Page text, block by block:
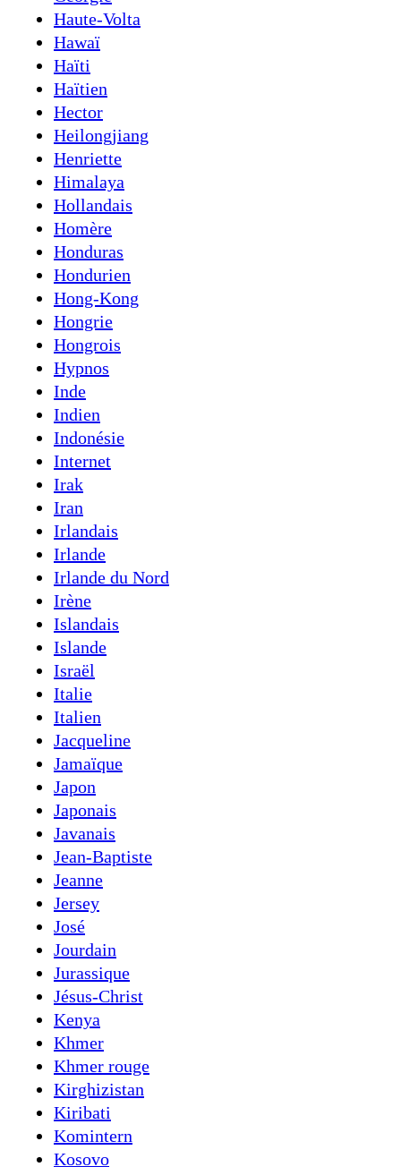
Haute-Volta
Hawaï
Haïti
Haïtien
Hector
Heilongjiang
Henriette
Himalaya
Hollandais
Homère
Honduras
Hondurien
Hong-Kong
Hongrie
Hongrois
Hypnos
Inde
Indien
Indonésie
Internet
Irak
Iran
Irlandais
Irlande
Irlande du Nord
Irène
Islandais
Islande
Israël
Italie
Italien
Jacqueline
Jamaïque
Japon
Japonais
Javanais
Jean-Baptiste
Jeanne
Jersey
José
Jourdain
Jurassique
Jésus-Christ
Kenya
Khmer
Khmer rouge
Kirghizistan
Kiribati
Komintern
Kosovo